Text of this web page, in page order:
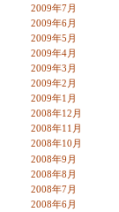
2009年7月
2009年6月
2009年5月
2009年4月
2009年3月
2009年2月
2009年1月
2008年12月
2008年11月
2008年10月
2008年9月
2008年8月
2008年7月
2008年6月